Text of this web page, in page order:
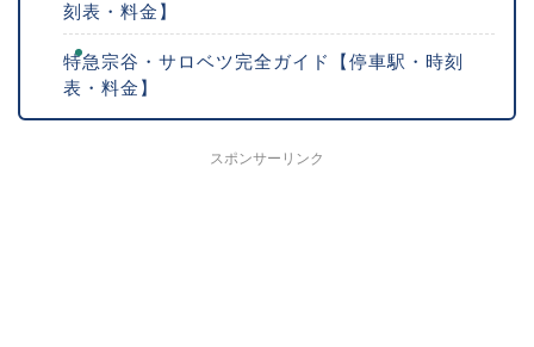
刻表・料金】
特急宗谷・サロベツ完全ガイド【停車駅・時刻
表・料金】
スポンサーリンク